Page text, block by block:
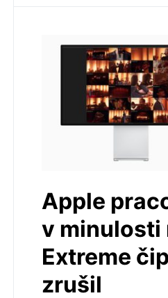
Apple
v minulosti
Extreme
zrušil